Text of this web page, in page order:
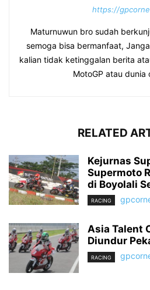
https://
Maturnuwun bro sudah
semoga bisa bermanfaat,
kalian tidak ketinggalan berita
MotoGP atau dunia
RELATED
Kejurnas
Supermoto
di Boyolali
RACING
Asia Talent
Diundur
RACING